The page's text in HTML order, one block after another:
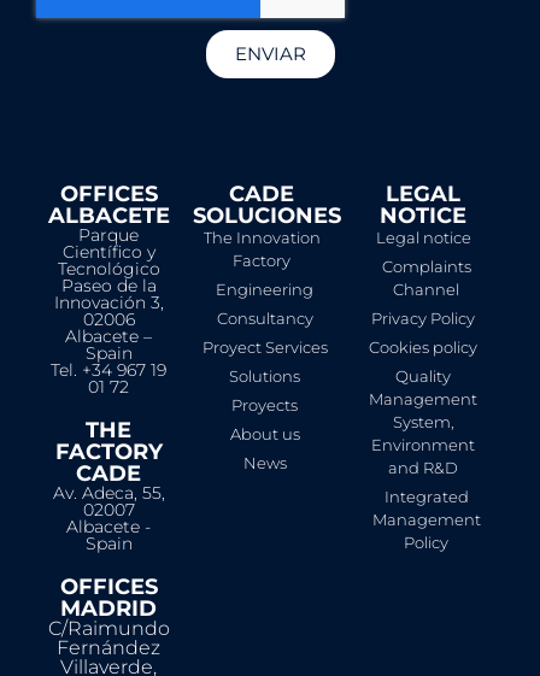
ENVIAR
OFFICES
ALBACETE
Parque
Científico y
Tecnológico
Paseo de la
Innovación 3,
02006
Albacete –
Spain
Tel. +34 967 19
01 72
THE
FACTORY
CADE
Av. Adeca, 55,
02007
Albacete -
Spain
OFFICES
MADRID
C/Raimundo
Fernández
Villaverde,
CADE
SOLUCIONES
The Innovation
Factory
Engineering
Consultancy
Proyect Services
Solutions
Proyects
About us
News
LEGAL
NOTICE​
Legal notice
Complaints
Channel
Privacy Policy
Cookies policy
Quality
Management
System,
Environment
and R&D
Integrated
Management
Policy